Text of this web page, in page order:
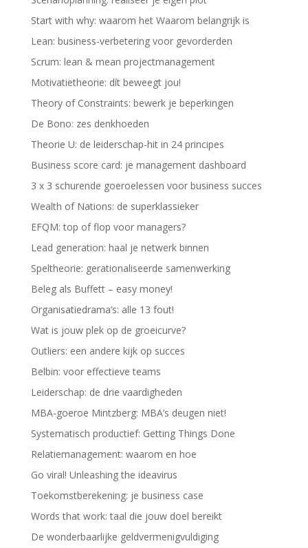
Start with why: waarom het Waarom belangrijk is
Lean: business-verbetering voor gevorderden
Scrum: lean & mean projectmanagement
Motivatietheorie: dít beweegt jou!
Theory of Constraints: bewerk je beperkingen
De Bono: zes denkhoeden
Theorie U: de leiderschap-hit in 24 principes
Business score card: je management dashboard
3 x 3 schurende goeroelessen voor business succes
Wealth of Nations: de superklassieker
EFQM: top of flop voor managers?
Lead generation: haal je netwerk binnen
Speltheorie: gerationaliseerde samenwerking
Beleg als Buffett – easy money!
Organisatiedrama’s: alle 13 fout!
Wat is jouw plek op de groeicurve?
Outliers: een andere kijk op succes
Belbin: voor effectieve teams
Leiderschap: de drie vaardigheden
MBA-goeroe Mintzberg: MBA’s deugen niet!
Systematisch productief: Getting Things Done
Relatiemanagement: waarom en hoe
Go viral! Unleashing the ideavirus
Toekomstberekening: je business case
Words that work: taal die jouw doel bereikt
De wonderbaarlijke geldvermenigvuldiging